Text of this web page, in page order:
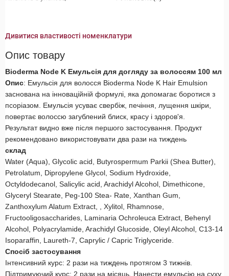
Дивитися властивості номенклатури
Опис товару
Bioderma Node K Емульсія для догляду за волоссям 100 мл
Опис: Емульсія для волосся Bioderma Node K Hair Emulsion
заснована на інноваційній формулі, яка допомагає боротися з
псоріазом. Емульсія усуває свербіж, печіння, лущення шкіри,
повертає волоссю загублений блиск, красу і здоров'я.
Результат видно вже після першого застосування. Продукт
рекомендовано використовувати два рази на тиждень
склад
Water (Aqua), Glycolic аcid, Butyrospermum Parkii (Shea Butter),
Petrolatum, Dipropylene Glycol, Sodium Hydroxide,
Octyldodecanol, Salicylic аcid, Arachidyl Alcohol, Dimethicone,
Glyceryl Stearate, Peg-100 Stea- Rate, Xanthan Gum,
Zanthoxylum Alatum Extract, , Xylitol, Rhamnose,
Fructooligosaccharides, Laminaria Ochroleuca Extract, Behenyl
Alcohol, Polyacrylamide, Arachidyl Glucoside, Oleyl Alcohol, C13-14
Isoparaffin, Laureth-7, Caprylic / Capric Triglyceride.
Спосіб застосування
Інтенсивний курс: 2 рази на тиждень протягом 3 тижнів.
Підтримуючий курс: 2 рази на місяць. Нанести емульсію на суху